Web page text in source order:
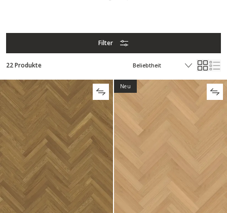
Filter
22 Produkte
Neu